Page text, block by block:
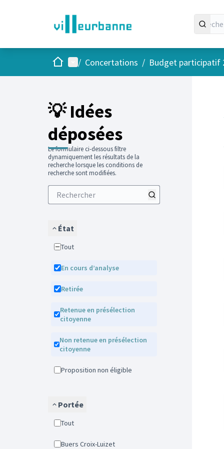
AccueilMenu principal
/ Concertations / Budget participatif
💡 Idées
déposées
Le formulaire ci-dessous filtre
dynamiquement les résultats de la
recherche lorsque les conditions de
recherche sont modifiées.
État
Tout
En cours d’analyse
Retirée
Retenue en présélection
citoyenne
Non retenue en présélection
citoyenne
Proposition non éligible
Portée
Tout
Buers Croix-Luizet